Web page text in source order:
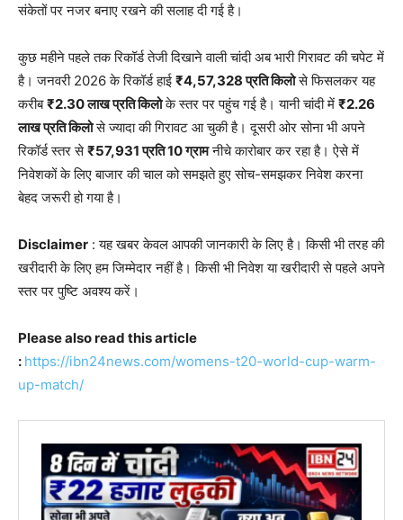
संकेतों पर नजर बनाए रखने की सलाह दी गई है।
कुछ महीने पहले तक रिकॉर्ड तेजी दिखाने वाली चांदी अब भारी गिरावट की चपेट में
है। जनवरी 2026 के रिकॉर्ड हाई ₹4,57,328 प्रति किलोसे फिसलकर यह
करीब₹2.30 लाख प्रति किलोके स्तर पर पहुंच गई है। यानी चांदी में ₹2.26
लाख प्रति किलोसे ज्यादा की गिरावट आ चुकी है। दूसरी ओर सोना भी अपने
रिकॉर्ड स्तर से₹57,931 प्रति 10 ग्रामनीचे कारोबार कर रहा है। ऐसे में
निवेशकों के लिए बाजार की चाल को समझते हुए सोच-समझकर निवेश करना
बेहद जरूरी हो गया है।
Disclaimer : यह खबर केवल आपकी जानकारी के लिए है। किसी भी तरह की
खरीदारी के लिए हम जिम्मेदार नहीं है। किसी भी निवेश या खरीदारी से पहले अपने
स्तर पर पुष्टि अवश्य करें।
Please also read this article
: https://ibn24news.com/womens-t20-world-cup-warm-
up-match/